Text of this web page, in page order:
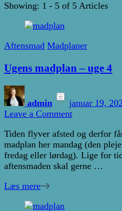
Showing: 1 - 5 of 5 Articles
Aftensmad Madplaner
Ugens madplan – uge 4
admin januar 19,
Leave a Commenton
madplan
–
uge
4
Tiden flyver afsted og derfor
madplan her mandag (den
fredag eller lørdag). Lige for
aftensmaden skal gerne …
Læs mere